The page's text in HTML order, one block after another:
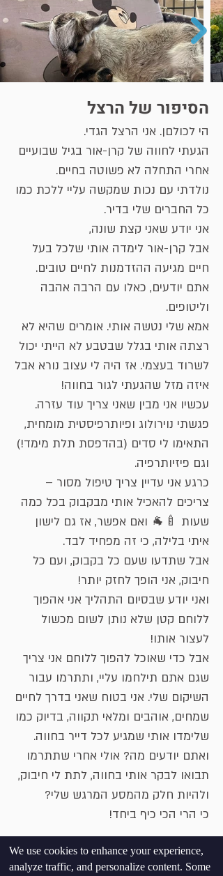
הסיפור של הרצל
הי לכולםן. אני הרצל הגדי.
הגעתי לחווה של קרן-אור בגיל שבועיים
אחרי התחלה לא פשוטה בחיים.
נולדתי עם נכות שמקשה עליי ללכת כמו
כל החברים שלי בדיר.
אני יודע שאני קצת שונה,
אבל קרן-אור לימדה אותי שלכל בעל
חיים מגיעה ההזדמנות לחיים טובים.
אתם יודעים, כאלו עם הרבה אהבה
וליטופים.
אמא שלי נטשה אותי. אומרים שהיא לא
רצתה אותי בגלל שבטבע לא הייתי יכול
לשרוד בעצמי. אז היה לי עצוב נורא אבל
איזה מזל שהגעתי לגור בחווה!
עכשיו אני מבין שאני צריך עוד עזרה.
פגשתי נוירולוג ופיותרפיסטית מומחית,
התאימו לי סדים (בהדפסת תלת מימד!)
וגם פיזיותרפיה.
כרגע אני עדיין צריך טיפול מסור –
צריכים להאכיל אותי מבקבוק בכל כמה
שעות 🍼🐐 ואם אפשר, אז גם לישון
איתי בלילה, כי זה מפחיד לבד.
אבל שתדעו שעם כל בקבוק, ועם כל
חיבוק, אני הופך לחזק יותר!
ואני יודע שבסיום התהליך אני אהפוך
ללוחם קטן שלא נותן לשום מכשול
לעצור אותו!
אבל כדי שאוכל להפוך ללוחם אני צריך
שגם אתם תילחמו עליי, ותתרמו עבור
השיקום שלי. אני בטוח שאני בדרך לחיים
שמחים, אוהבים ומלאי תקווה, בדיוק כמו
שלימדו אותי שמגיע לכל דייר בחווה.
ואתם יודעים מה? אולי אחרי שתתרמו
תבואו לבקר אותי בחווה, לתת לי חיבוק,
ולהיות חלק מהמסע המרגש שלי?
כי הרי הכי כיף ביחד!
ממש תודה על כל עזרה,
We use cookies to enhance your experience,
analyze traffic, and personalize content. Some